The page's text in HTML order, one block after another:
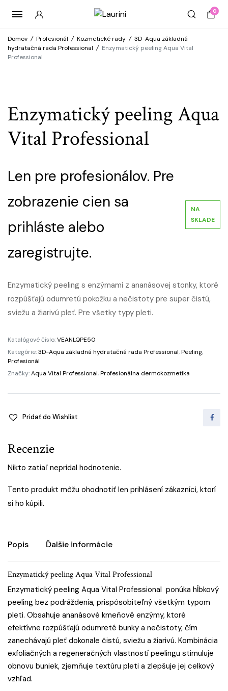
0
Domov / Profesionál / Kozmetické rady / 3D-Aqua základná
hydratačná rada Professional / Enzymatický peeling Aqua Vital
Professional
Enzymatický peeling Aqua
Vital Professional
Len pre profesionálov. Pre
zobrazenie cien sa
prihláste alebo
zaregistrujte.
NA
SKLADE
Enzymatický peeling ​​s enzýmami z ananásovej stonky, ktoré
rozpúšťajú odumretú pokožku a nečistoty pre super čistú,
sviežu a žiarivú pleť. Pre všetky typy pleti.
Katalógové číslo:VEANLQPE50
Kategórie:3D-Aqua základná hydratačná rada Professional,Peeling,
Profesionál
Značky:Aqua Vital Professional,Profesionálna dermokozmetika
Pridať do Wishlist
Recenzie
Nikto zatiaľ nepridal hodnotenie.
Tento produkt môžu ohodnotiť len prihlásení zákazníci, ktorí
si ho kúpili.
Popis Ďalšie informácie
Enzymatický peeling Aqua Vital Professional
Enzymatický peeling Aqua Vital Professional ponúka hĺbkový
peeling bez podráždenia, prispôsobiteľný všetkým typom
pleti. Obsahuje ananásové kmeňové enzýmy, ktoré
efektívne rozpúšťajú odumreté bunky a nečistoty, čím
zanechávajú pleť dokonale čistú, sviežu a žiarivú. Kombinácia
exfoliačných a regeneračných vlastností peelingu stimuluje
obnovu buniek, zjemňuje textúru pleti a zlepšuje jej celkový
vzhľad.